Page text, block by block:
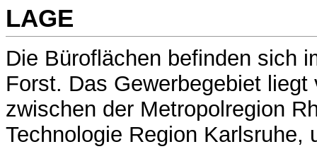
LAGE
Die Büroflächen befinden sich
Forst. Das Gewerbegebiet liegt
zwischen der Metropolregion
Technologie Region Karlsruhe,